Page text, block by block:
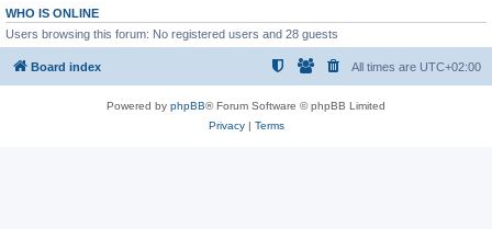
WHO IS ONLINE
Users browsing this forum: No registered users and 28 guests
Board index All times are UTC+02:00
Powered by phpBB® Forum Software © phpBB Limited
Privacy| Terms